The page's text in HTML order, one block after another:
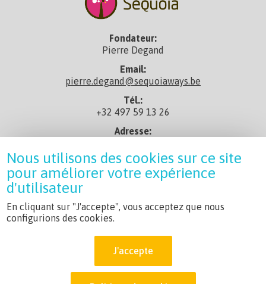
Fondateur:
Pierre Degand
Email:
pierre.degand@sequoiaways.be
Tél.:
+32 497 59 13 26
Adresse:
En savoir+:
Profil Linkedin
Conditions générales
Charte du Réseau Sequoia
Non assujetti à la TVA
Nous utilisons des cookies sur ce site
pour améliorer votre expérience
d'utilisateur
En cliquant sur "J'accepte", vous acceptez que nous
configurions des cookies.
J'accepte